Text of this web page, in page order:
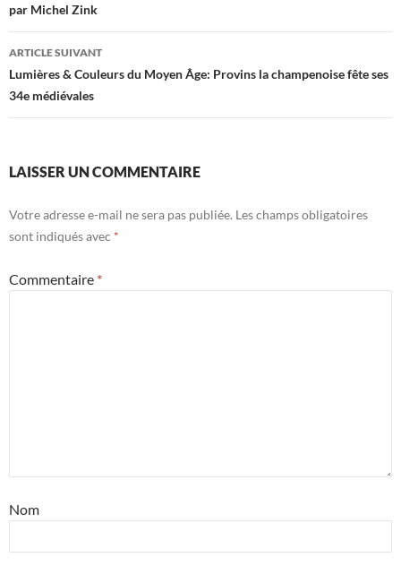
articles
par Michel Zink
ARTICLE SUIVANT
Lumières & Couleurs du Moyen Âge: Provins la champenoise fête ses
34e médiévales
LAISSER UN COMMENTAIRE
Votre adresse e-mail ne sera pas publiée. Les champs obligatoires
sont indiqués avec *
Commentaire *
Nom